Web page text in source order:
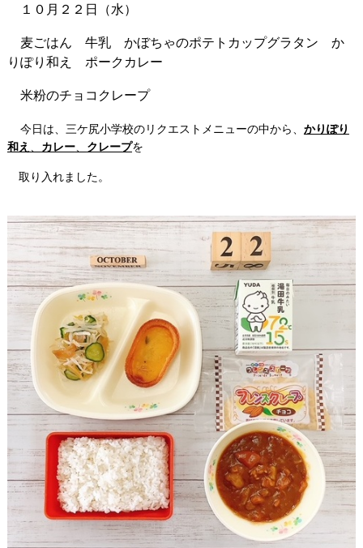
１０月２２日（水）
麦ごはん 牛乳 かぼちゃのポテトカップグラタン か
りぽり和え ポークカレー
米粉のチョコクレープ
今日は、三ケ尻小学校のリクエストメニューの中から、 かりぽり
和え
カレー、 クレープを
取り入れました。